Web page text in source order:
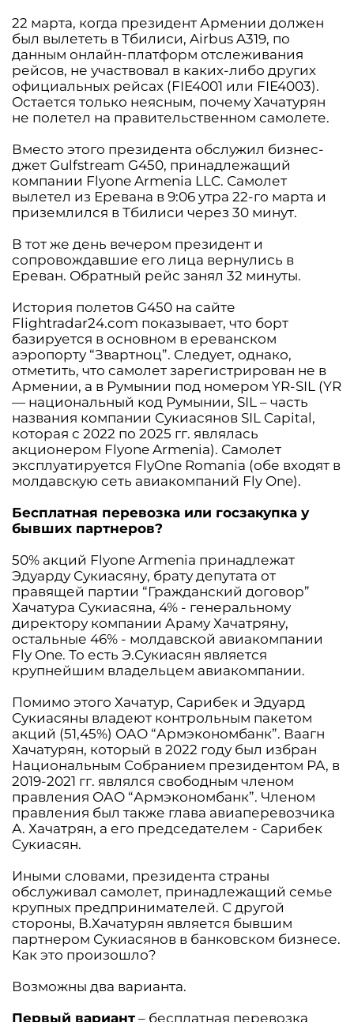
22 марта, когда президент Армении должен
был вылететь в Тбилиси, Airbus A319, по
данным онлайн-платформ отслеживания
рейсов, не участвовал в каких-либо других
официальных рейсах (FIE4001 или FIE4003).
Остается только неясным, почему Хачатурян
не полетел на правительственном самолете.
Вместо этого президента обслужил бизнес-
джет Gulfstream G450, принадлежащий
компании Flyоne Armenia LLC. Самолет
вылетел из Еревана в 9:06 утра 22-го марта и
приземлился в Тбилиси через 30 минут.
В тот же день вечером президент и
сопровождавшие его лица вернулись в
Ереван. Обратный рейс занял 32 минуты.
История полетов G450 на сайте
Flightradar24.com показывает, что борт
базируется в основном в ереванском
аэропорту “Звартноц”. Следует, однако,
отметить, что самолет зарегистрирован не в
Армении, а в Румынии под номером YR-SIL (YR
— национальный код Румынии, SIL – часть
названия компании Сукиасянов SIL Capital,
которая с 2022 по 2025 гг. являлась
акционером Flyоne Armenia). Самолет
эксплуатируется FlyOne Romania (обе входят в
молдавскую сеть авиакомпаний Fly One).
Бесплатная перевозка или госзакупка у
бывших партнеров?
50% акций Flyоne Armenia принадлежат
Эдуарду Сукиасяну, брату депутата от
правящей партии “Гражданский договор”
Хачатура Сукиасяна, 4% - генеральному
директору компании Араму Хачатряну,
остальные 46% - молдавской авиакомпании
Fly One. То есть Э.Сукиасян является
крупнейшим владельцем авиакомпании.
Помимо этого Хачатур, Сарибек и Эдуард
Сукиасяны владеют контрольным пакетом
акций (51,45%) ОАО “Армэкономбанк”. Ваагн
Хачатурян, который в 2022 году был избран
Национальным Собранием президентом РА, в
2019-2021 гг. являлся свободным членом
правления ОАО “Армэкономбанк”. Членом
правления был также глава авиаперевозчика
А. Хачатрян, а его председателем - Сарибек
Сукиасян.
Иными словами, президента страны
обслуживал самолет, принадлежащий семье
крупных предпринимателей. С другой
стороны, В.Хачатурян является бывшим
партнером Сукиасянов в банковском бизнесе.
Как это произошло?
Возможны два варианта.
Первый вариант – бесплатная перевозка